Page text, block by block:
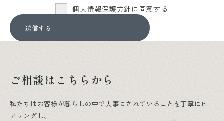
個人情報保護方針に同意する
ご相談はこちらから
私たちはお客様が暮らしの中で大事にされていることを丁寧にヒ
アリングし、